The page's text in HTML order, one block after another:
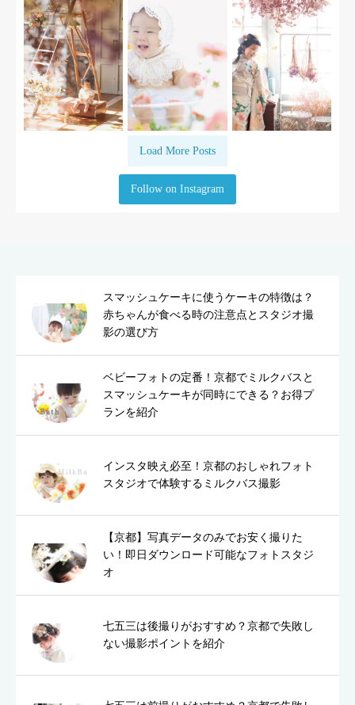
Load More Posts
Follow on Instagram
スマッシュケーキに使うケーキの特徴は？
赤ちゃんが食べる時の注意点とスタジオ撮
影の選び方
ベビーフォトの定番！京都でミルクバスと
スマッシュケーキが同時にできる？お得プ
ランを紹介
インスタ映え必至！京都のおしゃれフォト
スタジオで体験するミルクバス撮影
【京都】写真データのみでお安く撮りた
い！即日ダウンロード可能なフォトスタジ
オ
七五三は後撮りがおすすめ？京都で失敗し
ない撮影ポイントを紹介